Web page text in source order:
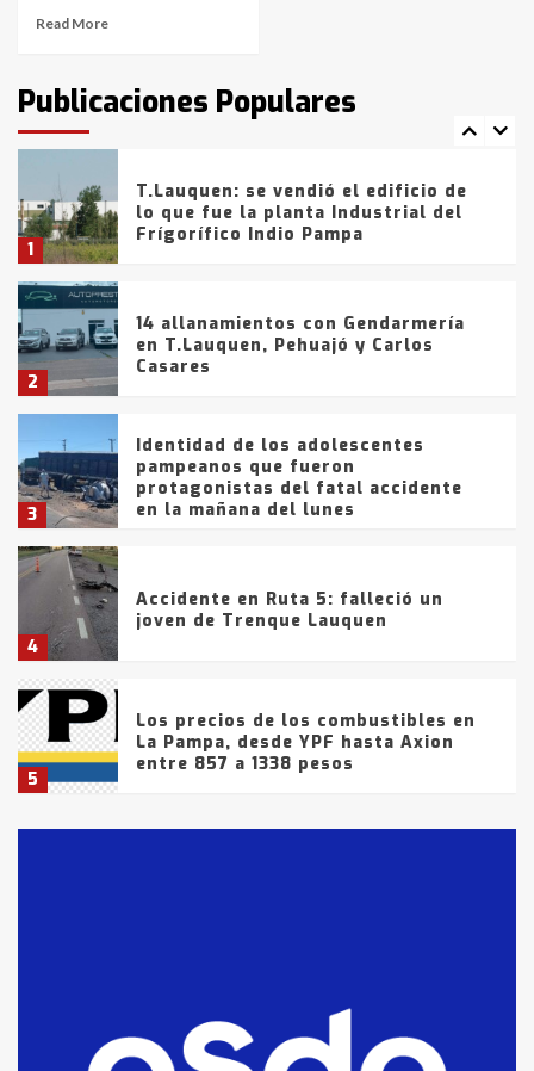
Read More
Publicaciones Populares
fueron detenidos por
comercialización de drogas en la
tarde del sábado
1
T.Lauquen: se vendió el edificio de
lo que fue la planta Industrial del
Frígorífico Indio Pampa
2
14 allanamientos con Gendarmería
en T.Lauquen, Pehuajó y Carlos
Casares
3
Identidad de los adolescentes
pampeanos que fueron
protagonistas del fatal accidente
en la mañana del lunes
4
Accidente en Ruta 5: falleció un
joven de Trenque Lauquen
5
Los precios de los combustibles en
La Pampa, desde YPF hasta Axion
entre 857 a 1338 pesos
fueron detenidos por
comercialización de drogas en la
tarde del sábado